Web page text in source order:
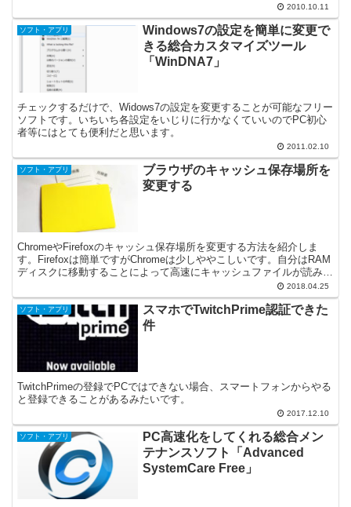
2010.10.11
ソフト・アプリ
Windows7の設定を簡単に変更で
きる総合カスタマイズツール
「WinDNA7」
チェックするだけで、Widows7の設定を変更することが可能なフリー
ソフトです。いちいち各設定をいじりに行かなくていいのでPC初心
者等にはとても便利だと思います。
2011.02.10
ソフト・アプリ
ブラウザのキャッシュ保存場所を
変更する
ChromeやFirefoxのキャッシュ保存場所を変更する方法を紹介しま
す。Firefoxは簡単ですがChromeは少しややこしいです。自分はRAM
ディスクに移動することによって高速にキャッシュファイルが読み込
2018.04.25
ソフト・アプリ
スマホでTwitchPrime認証できた
件
TwitchPrimeの登録でPCではできない場合、スマートフォンからやる
と登録できることがあるみたいです。
2017.12.10
ソフト・アプリ
PC高速化をしてくれる総合メン
テナンスソフト「Advanced
SystemCare Free」